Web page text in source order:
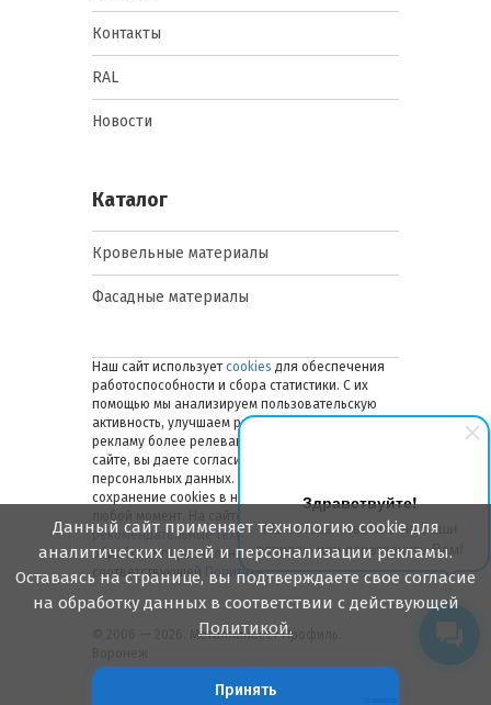
Здравствуйте!
Мы готовы ответить на Ваши
вопросы или перезвонить Вам!
Контакты
RAL
Новости
Каталог
Кровельные материалы
Фасадные материалы
Наш сайт использует cookies для обеспечения
работоспособности и сбора статистики. С их
помощью мы анализируем пользовательскую
активность, улучшаем работу сайта и делаем
рекламу более релевантной. Оставаясь на
сайте, вы даете согласие на обработку ваших
персональных данных. Вы можете отключить
сохранение cookies в настройках браузера в
любой момент. На сайте также применяются
рекомендательные технологии. Подробнее об
обработке персональных данных — в
соответствующей
Политике.
© 2006 — 2026. Металлинвест Профиль.
Данный сайт применяет технологию cookie для
аналитических целей и персонализации рекламы.
Оставаясь на странице, вы подтверждаете свое согласие
на обработку данных в соответствии с действующей
Политикой.
Принять